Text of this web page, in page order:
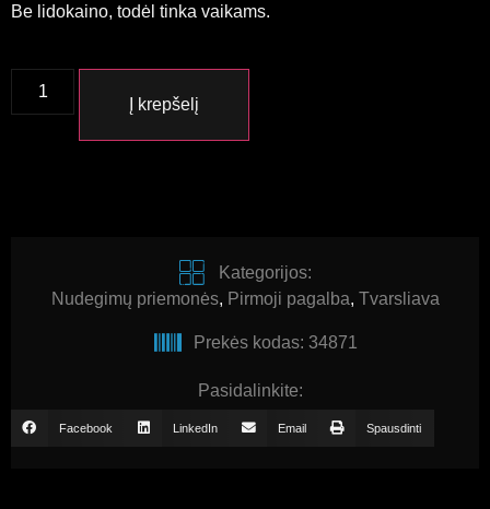
Be lidokaino, todėl tinka vaikams.
Į krepšelį
Kategorijos:
Nudegimų priemonės, Pirmoji pagalba, Tvarsliava
Prekės kodas: 34871
Pasidalinkite:
Facebook LinkedIn Email Spausdinti